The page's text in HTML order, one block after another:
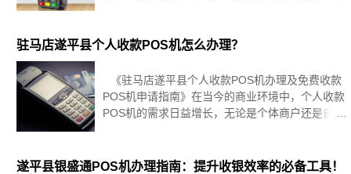
POS机的“确认”
驻马店遂平县个人收款POS机怎么办理？
《驻马店遂平县个人收款POS机办理及免费收款
POS机申请指南》在当今的商业环境中，个人收款
POS机的需求日益增长，无论是个体商户还是自由
免费
遂平县银盛通POS机办理指南：提升收银效率的必备工具！